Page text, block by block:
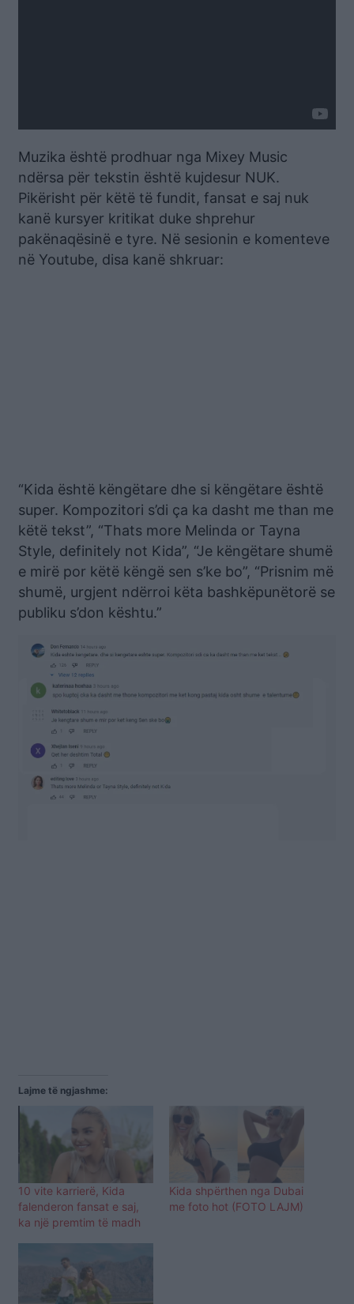
Muzika është prodhuar nga Mixey Music
ndërsa për tekstin është kujdesur NUK.
Pikërisht për këtë të fundit, fansat e saj nuk
kanë kursyer kritikat duke shprehur
pakënaqësinë e tyre. Në sesionin e komenteve
në Youtube, disa kanë shkruar:
“Kida është këngëtare dhe si këngëtare është
super. Kompozitori s’di ça ka dasht me than me
këtë tekst”, “Thats more Melinda or Tayna
Style, definitely not Kida”, “Je këngëtare shumë
e mirë por këtë këngë sen s’ke bo”, “Prisnim më
shumë, urgjent ndërroi këta bashkëpunëtorë se
publiku s’don kështu.”
Lajme të ngjashme:
10 vite karrierë, Kida
falenderon fansat e saj,
ka një premtim të madh
Kida shpërthen nga Dubai
me foto hot (FOTO LAJM)